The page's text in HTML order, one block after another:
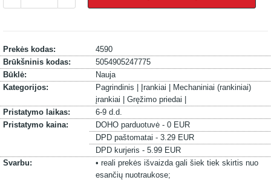
Prekės kodas:
4590
Brūkšninis kodas:
5054905247775
Būklė:
Nauja
Kategorijos:
Pagrindinis | Įrankiai |
Mechaniniai (rankiniai)
įrankiai | Gręžimo priedai |
Pristatymo laikas:
6-9 d.d.
Pristatymo kaina:
DOHO parduotuvė - 0 EUR
DPD paštomatai - 3.29 EUR
DPD kurjeris - 5.99 EUR
Svarbu:
• reali prekės išvaizda gali šiek tiek skirtis nuo
esančių nuotraukose;